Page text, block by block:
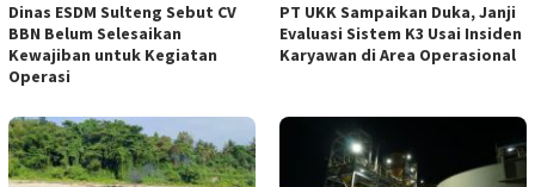
Dinas ESDM Sulteng Sebut CV
BBN Belum Selesaikan
Kewajiban untuk Kegiatan
Operasi
PT UKK Sampaikan Duka, Janji
Evaluasi Sistem K3 Usai Insiden
Karyawan di Area Operasional